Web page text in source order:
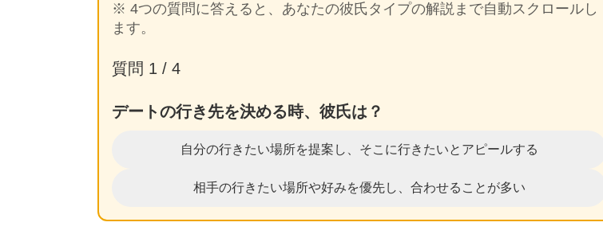
※ 4つの質問に答えると、あなたの彼氏タイプの解説まで自動スクロールし
ます。
質問 1 / 4
デートの行き先を決める時、彼氏は？
自分の行きたい場所を提案し、そこに行きたいとアピールする
相手の行きたい場所や好みを優先し、合わせることが多い